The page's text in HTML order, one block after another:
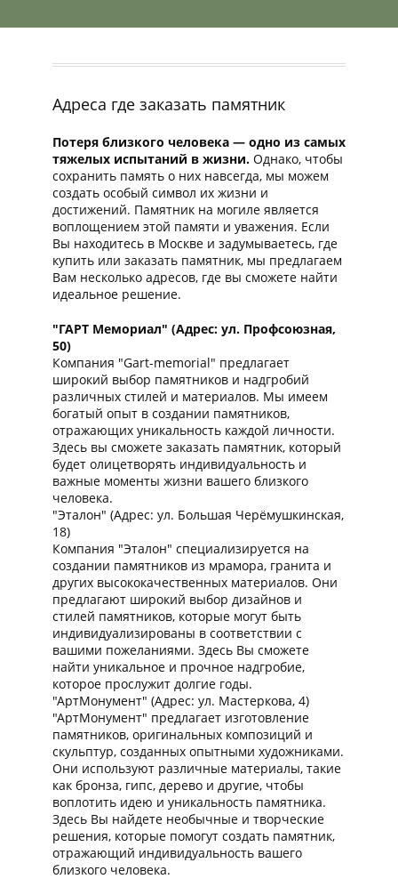
Адреса где заказать памятник
Потеря близкого человека — одно из самых
тяжелых испытаний в жизни. Однако, чтобы
сохранить память о них навсегда, мы можем
создать особый символ их жизни и
достижений. Памятник на могиле является
воплощением этой памяти и уважения. Если
Вы находитесь в Москве и задумываетесь, где
купить или заказать памятник, мы предлагаем
Вам несколько адресов, где вы сможете найти
идеальное решение.
"ГАРТ Мемориал" (Адрес: ул. Профсоюзная,
50)
Компания "Gart-memorial" предлагает
широкий выбор памятников и надгробий
различных стилей и материалов. Мы имеем
богатый опыт в создании памятников,
отражающих уникальность каждой личности.
Здесь вы сможете заказать памятник, который
будет олицетворять индивидуальность и
важные моменты жизни вашего близкого
человека.
"Эталон" (Адрес: ул. Большая Черёмушкинская,
18)
Компания "Эталон" специализируется на
создании памятников из мрамора, гранита и
других высококачественных материалов. Они
предлагают широкий выбор дизайнов и
стилей памятников, которые могут быть
индивидуализированы в соответствии с
вашими пожеланиями. Здесь Вы сможете
найти уникальное и прочное надгробие,
которое прослужит долгие годы.
"АртМонумент" (Адрес: ул. Мастеркова, 4)
"АртМонумент" предлагает изготовление
памятников, оригинальных композиций и
скульптур, созданных опытными художниками.
Они используют различные материалы, такие
как бронза, гипс, дерево и другие, чтобы
воплотить идею и уникальность памятника.
Здесь Вы найдете необычные и творческие
решения, которые помогут создать памятник,
отражающий индивидуальность вашего
близкого человека.